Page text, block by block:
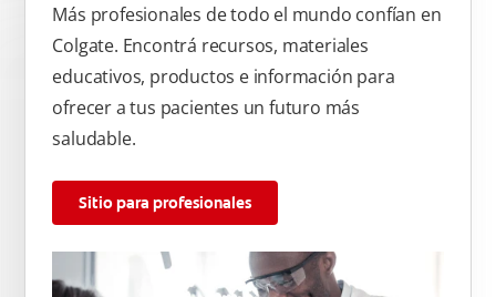
Más profesionales de todo el mundo confían en
Colgate. Encontrá recursos, materiales
educativos, productos e información para
ofrecer a tus pacientes un futuro más
saludable.
Sitio para profesionales